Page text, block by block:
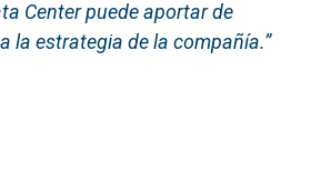
Center puede aportar de
la estrategia de la compañía.”